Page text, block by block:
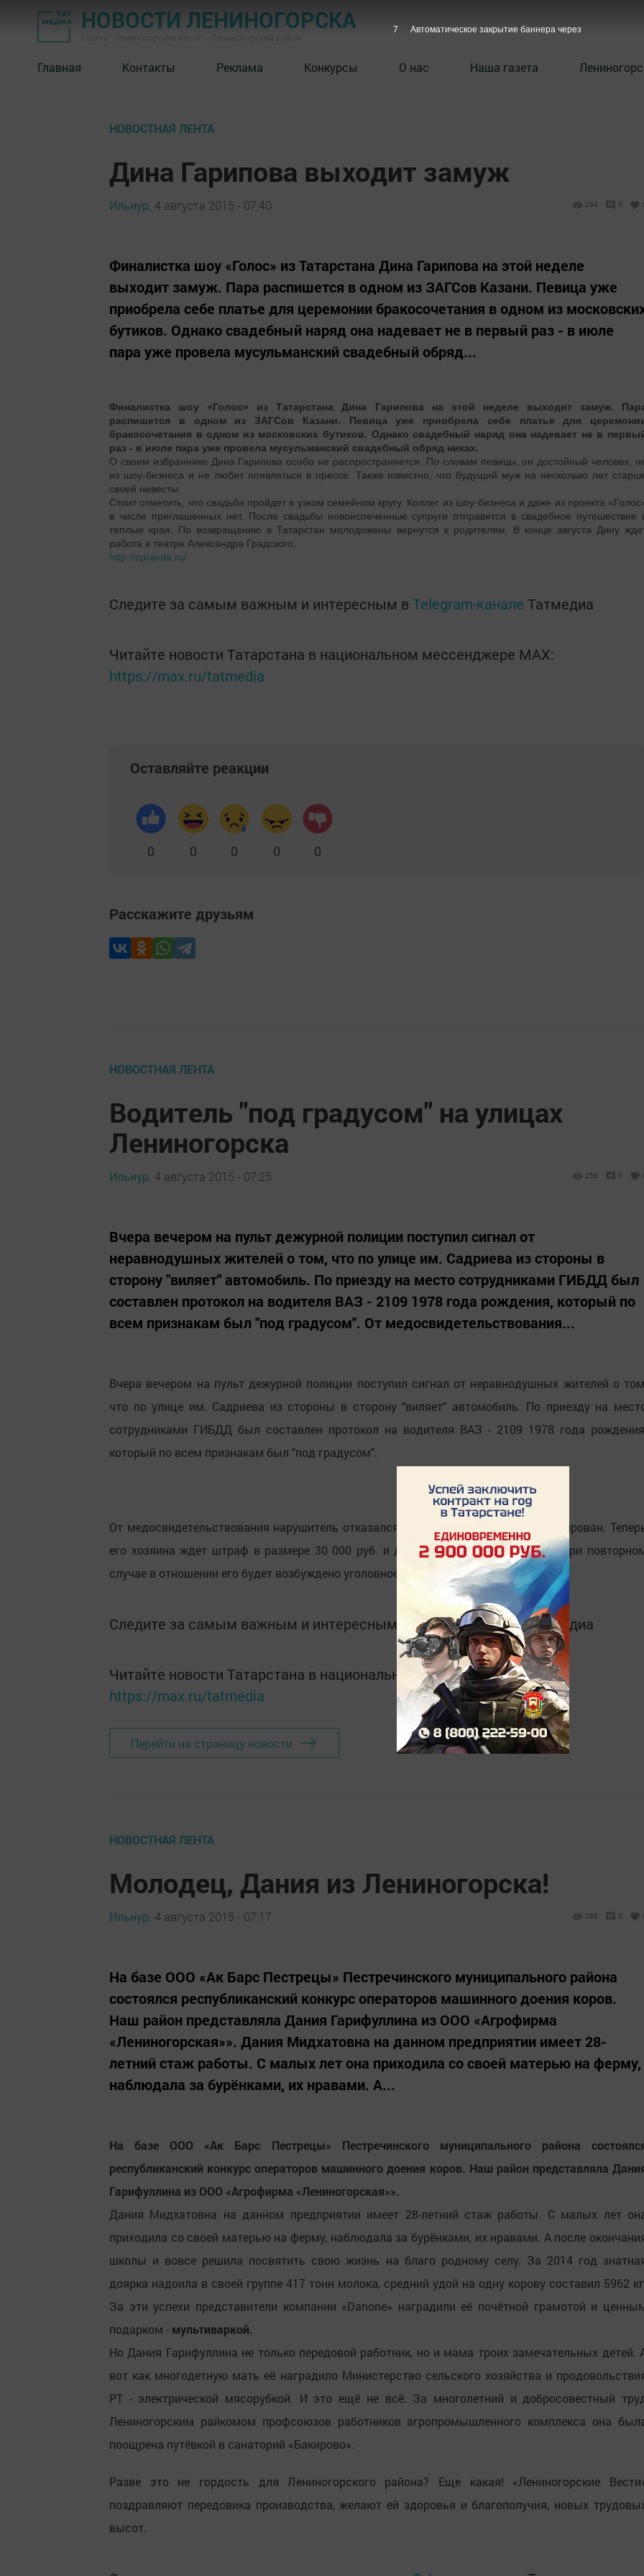
НОВОСТИ ЛЕНИНОГОРСКА
Главная Контакты Реклама Конкурсы О нас Наша газета
НОВОСТНАЯ ЛЕНТА
Дина Гарипова выходит замуж
Ильнур, 4 августа 2015 - 07:40 294 0
Финалистка шоу «Голос» из Татарстана Дина Гарипова на этой неделе
выходит замуж. Пара распишется в одном из ЗАГСов Казани. Певица уже
приобрела себе платье для церемонии бракосочетания в одном из
бутиков. Однако свадебный наряд она надевает не в первый раз - в июле
пара уже провела мусульманский свадебный обряд...
Финалистка шоу «Голос» из Татарстана Дина Гарипова на этой неделе выходит замуж.
распишется в одном из ЗАГСов Казани. Певица уже приобрела себе платье для
бракосочетания в одном из московских бутиков. Однако свадебный наряд она надевает не в
раз - в июле пара уже провела мусульманский свадебный обряд никах.
О своем избраннике Дина Гарипова особо не распространяется. По словам певицы, он достойный человек,
из шоу-бизнеса и не любит появляться в прессе. Также известно, что будущий муж на несколько лет
своей невесты.
Стоит отметить, что свадьба пройдет в узком семейном кругу. Коллег из шоу-бизнеса и даже из проекта
в числе приглашенных нет. После свадьбы новоиспеченные супруги отправятся в свадебное путешествие
теплые края. По возвращению в Татарстан молодожены вернутся к родителям. В конце августа Дину
работа в театре Александра Градского.
http://zpravda.ru/
Следите за самым важным и интересным в Telegram-канале Татмедиа
Читайте новости Татарстана в национальном мессенджере MАХ:
https://max.ru/tatmedia
Оставляйте реакции
0 0 0 0 0
Расскажите друзьям
НОВОСТНАЯ ЛЕНТА
Водитель "под градусом" на улицах
Лениногорска
Ильнур, 4 августа 2015 - 07:25 256 0
Вчера вечером на пульт дежурной полиции поступил сигнал от
неравнодушных жителей о том, что по улице им. Садриева из стороны в
сторону "виляет" автомобиль. По приезду на место сотрудниками ГИБДД был
составлен протокол на водителя ВАЗ - 2109 1978 года рождения, который по
всем признакам был "под градусом". От медосвидетельствования...
Вчера вечером на пульт дежурной полиции поступил сигнал от неравнодушных жителей о
что по улице им. Садриева из стороны в сторону "виляет" автомобиль. По приезду на
сотрудниками ГИБДД был составлен протокол на водителя ВАЗ - 2109 1978 года
который по всем признакам был "под градусом".
От медосвидетельствования нарушитель отказался, а его автомобиль был эвакуирован.
его хозяина ждет штраф в размере 30 000 руб. и долгая разлука с правами. А при
случае в отношении его будет возбуждено уголовное дело.
Следите за самым важным и интересным в Telegram-каналеТатмедиа
Читайте новости Татарстана в национальном мессенджере MАХ:
https://max.ru/tatmedia
Перейти на страницу новости
НОВОСТНАЯ ЛЕНТА
Молодец, Дания из Лениногорска!
Ильнур, 4 августа 2015 - 07:17 285 0
На базе ООО «Ак Барс Пестрецы» Пестречинского муниципального района
состоялся республиканский конкурс операторов машинного доения коров.
Наш район представляла Дания Гарифуллина из ООО «Агрофирма
«Лениногорская»». Дания Мидхатовна на данном предприятии имеет 28-
летний стаж работы. С малых лет она приходила со своей матерью на ферму,
наблюдала за бурёнками, их нравами. А...
На базе ООО «Ак Барс Пестрецы» Пестречинского муниципального района
республиканский конкурс операторов машинного доения коров. Наш район представляла
Гарифуллина из ООО «Агрофирма «Лениногорская»».
Дания Мидхатовна на данном предприятии имеет 28-летний стаж работы. С малых лет
приходила со своей матерью на ферму, наблюдала за бурёнками, их нравами. А после
школы и вовсе решила посвятить свою жизнь на благо родному селу. За 2014 год
доярка надоила в своей группе 417 тонн молока, средний удой на одну корову составил 5962
За эти успехи представители компании «Danone» наградили её почётной грамотой и
подарком - мультиваркой.
Но Дания Гарифуллина не только передовой работник, но и мама троих замечательных детей.
вот как многодетную мать её наградило Министерство сельского хозяйства и
РТ - электрической мясорубкой. И это ещё не всё. За многолетний и добросовестный
Лениногорским райкомом профсоюзов работников агропромышленного комплекса она
поощрена путёвкой в санаторий «Бакирово».
Разве это не гордость для Лениногорского района? Еще какая! «Лениногорские
поздравляют передовика производства, желают ей здоровья и благополучия, новых
высот.
6 Автоматическое закрытие баннера через